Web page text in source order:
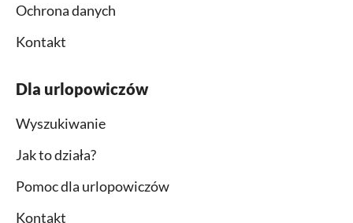
Ochrona danych
Kontakt
Dla urlopowiczów
Wyszukiwanie
Jak to działa?
Pomoc dla urlopowiczów
Kontakt